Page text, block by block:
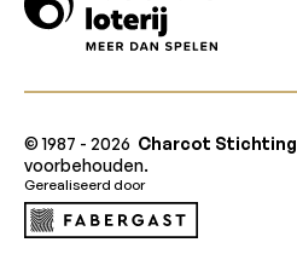
© 1987 - 2026 Charcot Stichting
voorbehouden.
Gerealiseerd door